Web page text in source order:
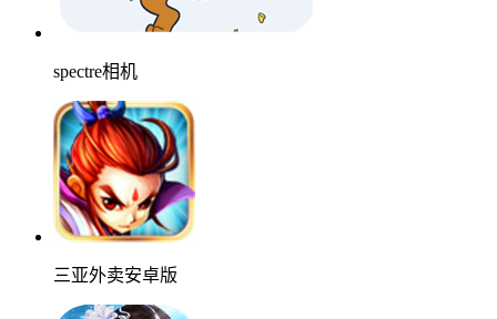
spectre相机
三亚外卖安卓版